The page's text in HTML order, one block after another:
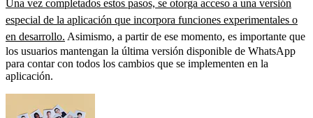
Una vez completados estos pasos, se otorga acceso a una versión
especial de la aplicación que incorpora funciones experimentales o
en desarrollo. Asimismo, a partir de ese momento, es importante que
los usuarios mantengan la última versión disponible de WhatsApp
para contar con todos los cambios que se implementen en la
aplicación.